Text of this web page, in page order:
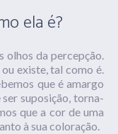
ela é?
olhos da percepção.
existe, tal como é.
que é amargo
suposição, torna-
que a cor de uma
à sua coloração.